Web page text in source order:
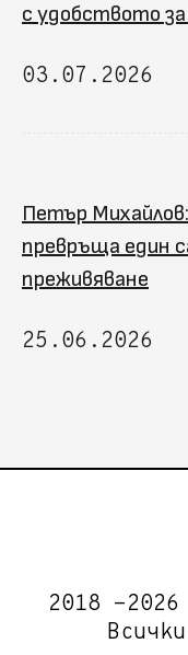
с удобството
03.07.2026
Петър
превръща един
преживяване
25.06.2026
2018 -